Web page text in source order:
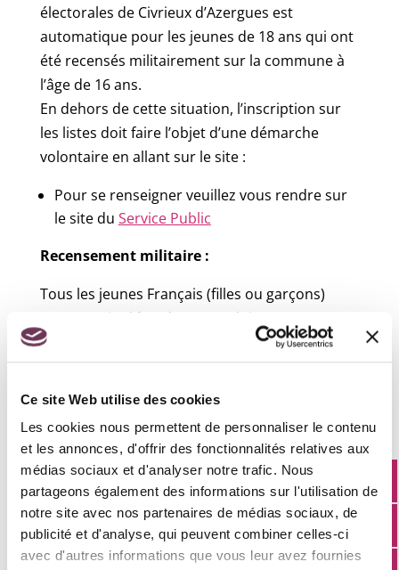
Ce site Web utilise des cookies
Les cookies nous permettent de personnaliser le contenu
et les annonces, d'offrir des fonctionnalités relatives aux
médias sociaux et d'analyser notre trafic. Nous
partageons également des informations sur l'utilisation de
notre site avec nos partenaires de médias sociaux, de
publicité et d'analyse, qui peuvent combiner celles-ci
avec d'autres informations que vous leur avez fournies
électorales de Civrieux d’Azergues est
automatique pour les jeunes de 18 ans qui ont
été recensés militairement sur la commune à
l’âge de 16 ans.
En dehors de cette situation, l’inscription sur
les listes doit faire l’objet d’une démarche
volontaire en allant sur le site :
Pour se renseigner veuillez vous rendre sur
le site du Service Public
Recensement militaire :
Tous les jeunes Français (filles ou garçons)
ayant atteint l’âge de 16 ans doivent
spontanément se faire recenser auprès de leur
mairie (ou du consulat s’ils habitent à
l’étranger). Cette formalité est obligatoire pour
publics. Cette démarche enclenche
automatiquement leur inscription sur les listes
électorales à l’âge de 18 ans.
Attestation d’accueil :
Tout étranger qui souhaite effectuer en France